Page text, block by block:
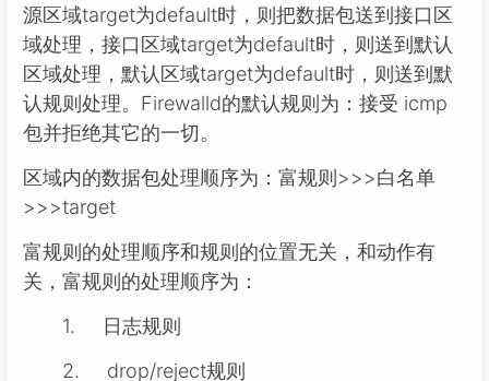
源区域target为default时，则把数据包送到接口区
域处理，接口区域target为default时，则送到默认
区域处理，默认区域target为default时，则送到默
认规则处理。Firewalld的默认规则为：接受 icmp
包并拒绝其它的一切。
区域内的数据包处理顺序为：富规则>>>白名单
>>>target
富规则的处理顺序和规则的位置无关，和动作有
关，富规则的处理顺序为：
1. 日志规则
2. drop/reject规则